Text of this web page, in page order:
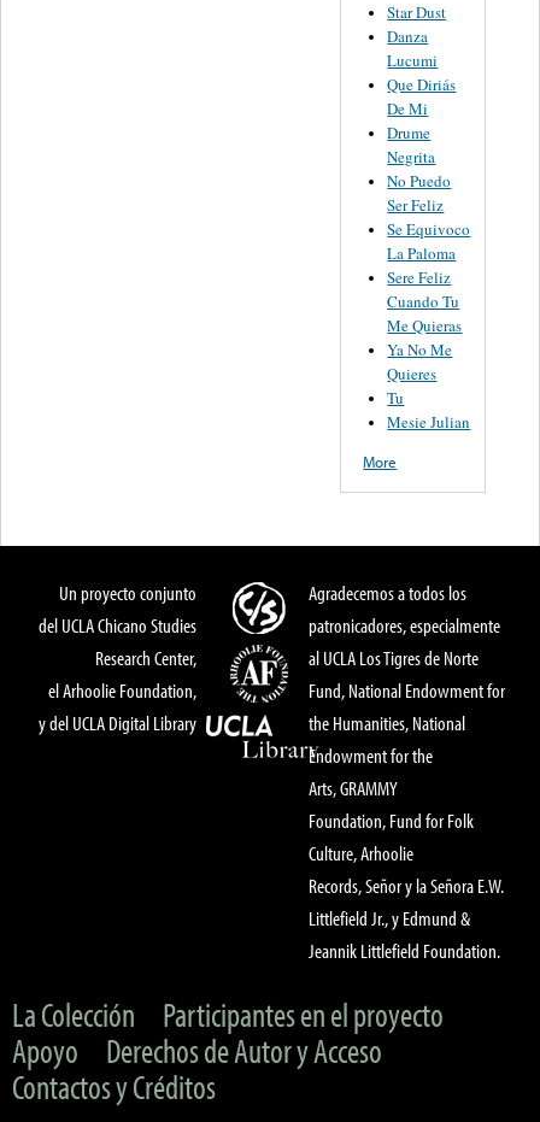
Star Dust
Danza
Lucumi
Que Diriás
De Mi
Drume
Negrita
No Puedo
Ser Feliz
Se Equivoco
La Paloma
Sere Feliz
Cuando Tu
Me Quieras
Ya No Me
Quieres
Tu
Mesie Julian
More
Un proyecto conjunto
del UCLA Chicano Studies
Research Center,
el Arhoolie Foundation,
y del UCLA Digital Library
Agradecemos a todos los
patronicadores, especialmente
al UCLA Los Tigres de Norte
Fund, National Endowment for
the Humanities, National
Endowment for the
Arts, GRAMMY
Foundation, Fund for Folk
Culture, Arhoolie
Records, Señor y la Señora E.W.
Littlefield Jr., y Edmund &
Jeannik Littlefield Foundation.
La Colección
Participantes en el proyecto
Apoyo
Derechos de Autor y Acceso
Contactos y Créditos